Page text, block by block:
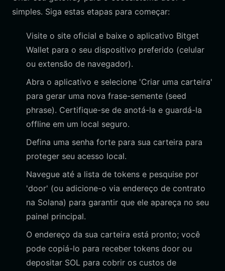
simples. Siga estas etapas para começar:
Visite o site oficial e baixe o aplicativo Bitget
Wallet para o seu dispositivo preferido (celular
ou extensão de navegador).
Abra o aplicativo e selecione 'Criar uma carteira'
para gerar uma nova frase-semente (seed
phrase). Certifique-se de anotá-la e guardá-la
offline em um local seguro.
Defina uma senha forte para sua carteira para
proteger seu acesso local.
Navegue até a lista de tokens e pesquise por
'door' (ou adicione-o via endereço de contrato
na Solana) para garantir que ele apareça no seu
painel principal.
O endereço da sua carteira está pronto; você
pode copiá-lo para receber tokens door ou
depositar SOL para cobrir os custos de